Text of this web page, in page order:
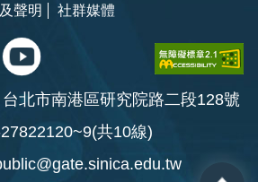
聲明 社群媒體
北市南港區研究院路二段128號
共10線)